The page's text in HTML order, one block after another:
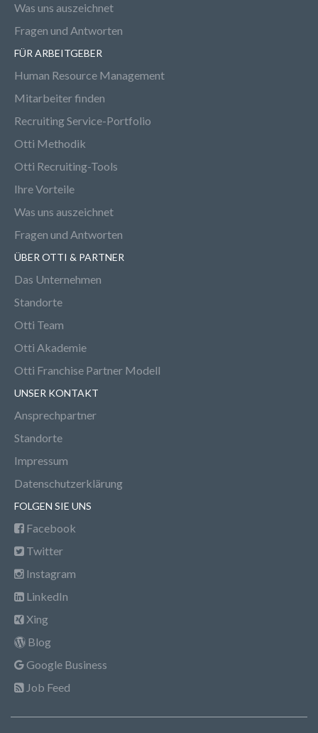
Was uns auszeichnet
Fragen und Antworten
FÜR ARBEITGEBER
Human Resource Management
Mitarbeiter finden
Recruiting Service-Portfolio
Otti Methodik
Otti Recruiting-Tools
Ihre Vorteile
Was uns auszeichnet
Fragen und Antworten
ÜBER OTTI & PARTNER
Das Unternehmen
Standorte
Otti Team
Otti Akademie
Otti Franchise Partner Modell
UNSER KONTAKT
Ansprechpartner
Standorte
Impressum
Datenschutzerklärung
FOLGEN SIE UNS
Facebook
Twitter
Instagram
LinkedIn
Xing
Blog
Google Business
Job Feed